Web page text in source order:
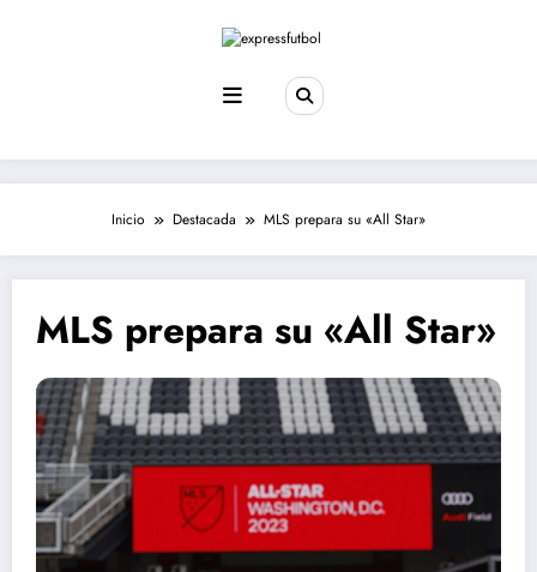
Inicio Destacada MLS prepara su «All Star»
MLS prepara su «All Star»